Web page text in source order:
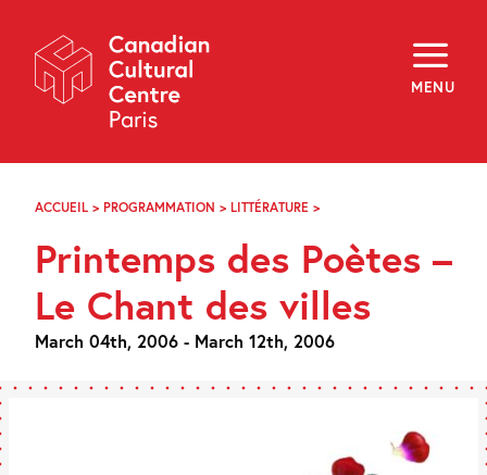
Navigation
MENU
About
Programming
Off-Site
Explore
Archives
f y
FR
ACCUEIL > PROGRAMMATION > LITTÉRATURE >
POÈTES
–
CHANT
DES
VILLES
Printemps des Poètes –
Le Chant des villes
March 04th, 2006 - March 12th, 2006